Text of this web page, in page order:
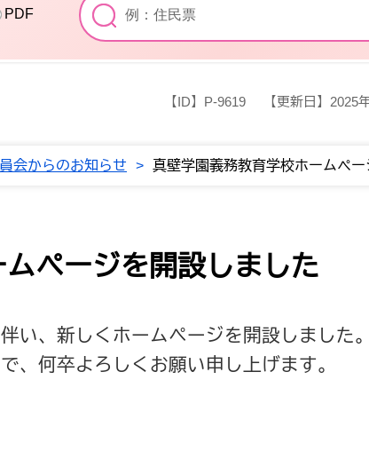
PDF
【ID】 P-9619 【更新日】 2025
会からのお知らせ > 真壁学園義務教育学校ホームペ
ページを開設しました
い、新しくホームページを開設しました
、何卒よろしくお願い申し上げます。